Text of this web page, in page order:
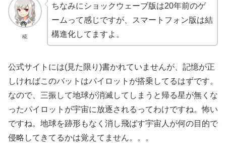
椛
ちなみにショックウェーブ版は20年前のゲ
ームって感じですが、スマートフォン版は結
構進化してますよ。
公式サイトには(見た限り)書かれていませんが、記憶が正
しければこのバットはパイロットが搭乗してるはずです。
なので、三振して地球が消滅してしまうと帰る星が無くな
ったパイロットが宇宙に放逐されるってわけですね。怖い
ですね。地球を跡形もなく消し飛ばす宇宙人が何の目的で
侵略してきてるかは覚えてません。。。